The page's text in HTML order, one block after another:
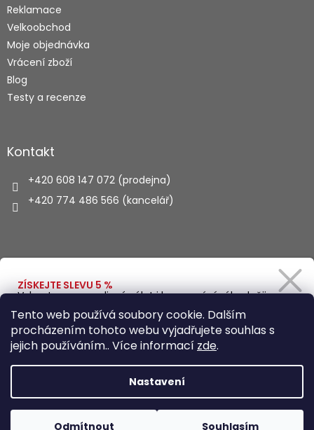
Tento web používá soubory cookie. Dalším
procházením tohoto webu vyjadřujete souhlas s
jejich používáním.. Více informací zde.
Nastavení
Odmítnout Souhlasím
Reklamace
Velkoobchod
Moje objednávka
Vrácení zboží
Blog
Testy a recenze
Kontakt
+420 608 147 072 (prodejna)
+420 774 486 566 (kancelář)
HLEDAT
Copyright 2026Autohaus.cz. Všechna práva vyhrazena.
ZÍSKEJTE SLEVU 5 %
Vybavte se na rodinný výlet i kempování výhodněji.
Zadejte svůj e-mail a obratem Vám pošleme
slevový kód.
Zásady zpracování osobních údajů